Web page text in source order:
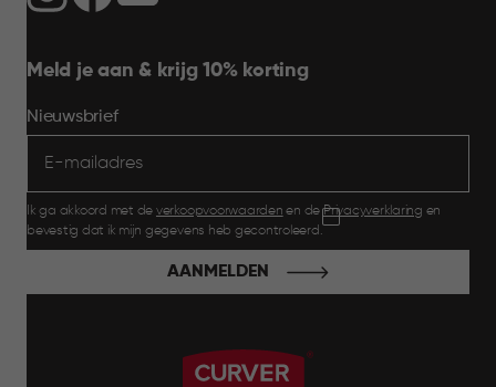
Meld je aan & krijg 10% korting
Nieuwsbrief
Ik ga akkoord met de verkoopvoorwaarden en dePrivacyverklaring en
bevestig dat ik mijn gegevens heb gecontroleerd.
AANMELDEN